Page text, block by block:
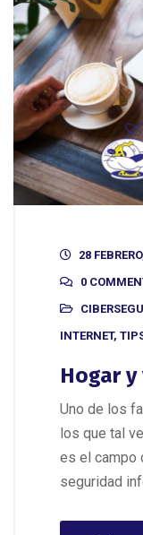
28
0
INTERNET,
Hogar
Uno de los
los que tal
es el campo
seguridad